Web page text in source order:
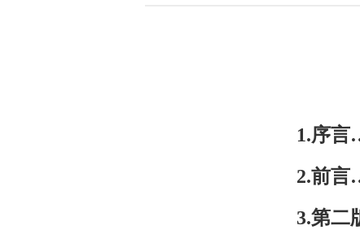
1.序言
2.前言
3.第二